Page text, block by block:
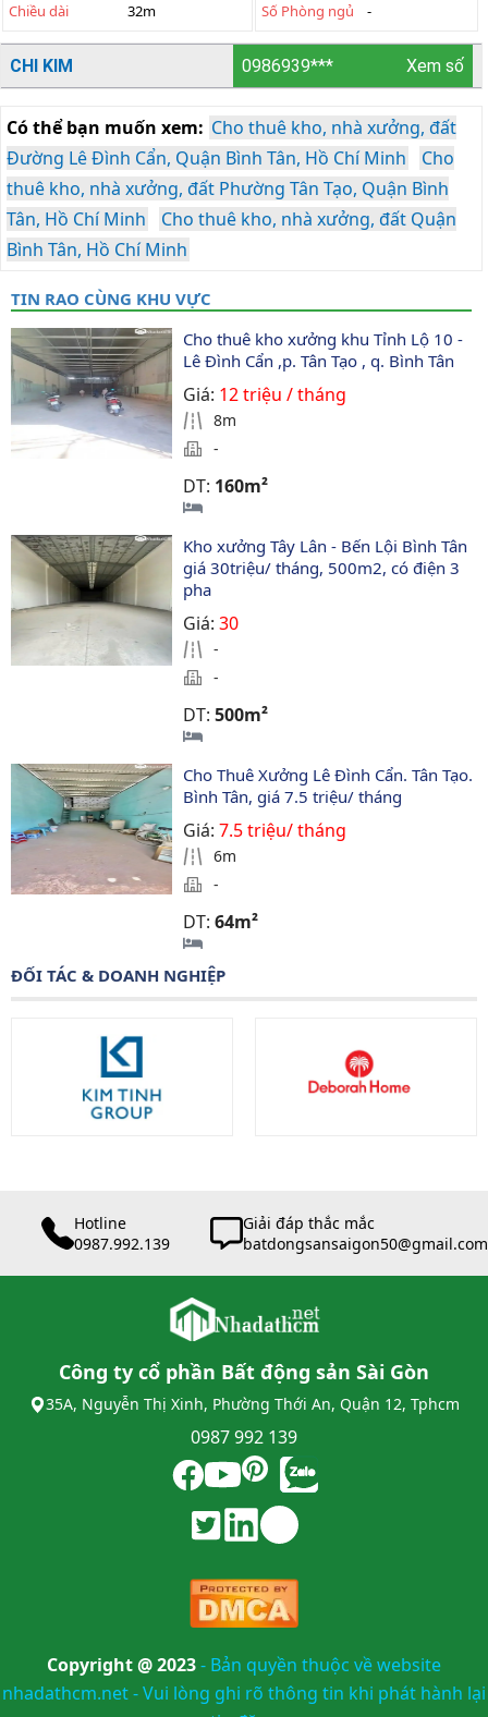
Chiều dài 32m Số Phòng ngủ -
CHI KIM 0986939*** Xem số
Có thể bạn muốn xem: Cho thuê kho, nhà xưởng, đất
Đường Lê Đình Cẩn, Quận Bình Tân, Hồ Chí Minh
Cho
thuê kho, nhà xưởng, đất Phường Tân Tạo, Quận Bình
Tân, Hồ Chí Minh
Cho thuê kho, nhà xưởng, đất Quận
Bình Tân, Hồ Chí Minh
TIN RAO CÙNG KHU VỰC
Cho thuê kho xưởng khu Tỉnh Lộ 10 -
Lê Đình Cẩn ,p. Tân Tạo , q. Bình Tân
Giá: 12 triệu / tháng
8m
-
DT: 160m²
Kho xưởng Tây Lân - Bến Lội Bình Tân
giá 30triệu/ tháng, 500m2, có điện 3
pha
Giá:30
-
-
DT:500m²
Cho Thuê Xưởng Lê Đình Cẩn. Tân Tạo.
Bình Tân, giá 7.5 triệu/ tháng
Giá:7.5 triệu/ tháng
6m
-
DT:64m²
ĐỐI TÁC & DOANH NGHIỆP
Hotline
0987.992.139
Giải đáp thắc mắc
batdongsansaigon50@gmail.com
Công ty cổ phần Bất động sản Sài Gòn
35A, Nguyễn Thị Xinh, Phường Thới An, Quận 12, Tphcm
0987 992 139
Copyright @ 2023- Bản quyền thuộc về website
nhadathcm.net - Vui lòng ghi rõ thông tin khi phát hành lại